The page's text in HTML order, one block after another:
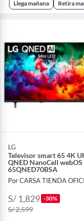
Llega mañana Retira
LG
Televisor smart 65 4K
QNED NanoCell webOS
65QNED70BSA
Por CARSA TIENDA
S/ 1,829 -30%
S/ 2,599